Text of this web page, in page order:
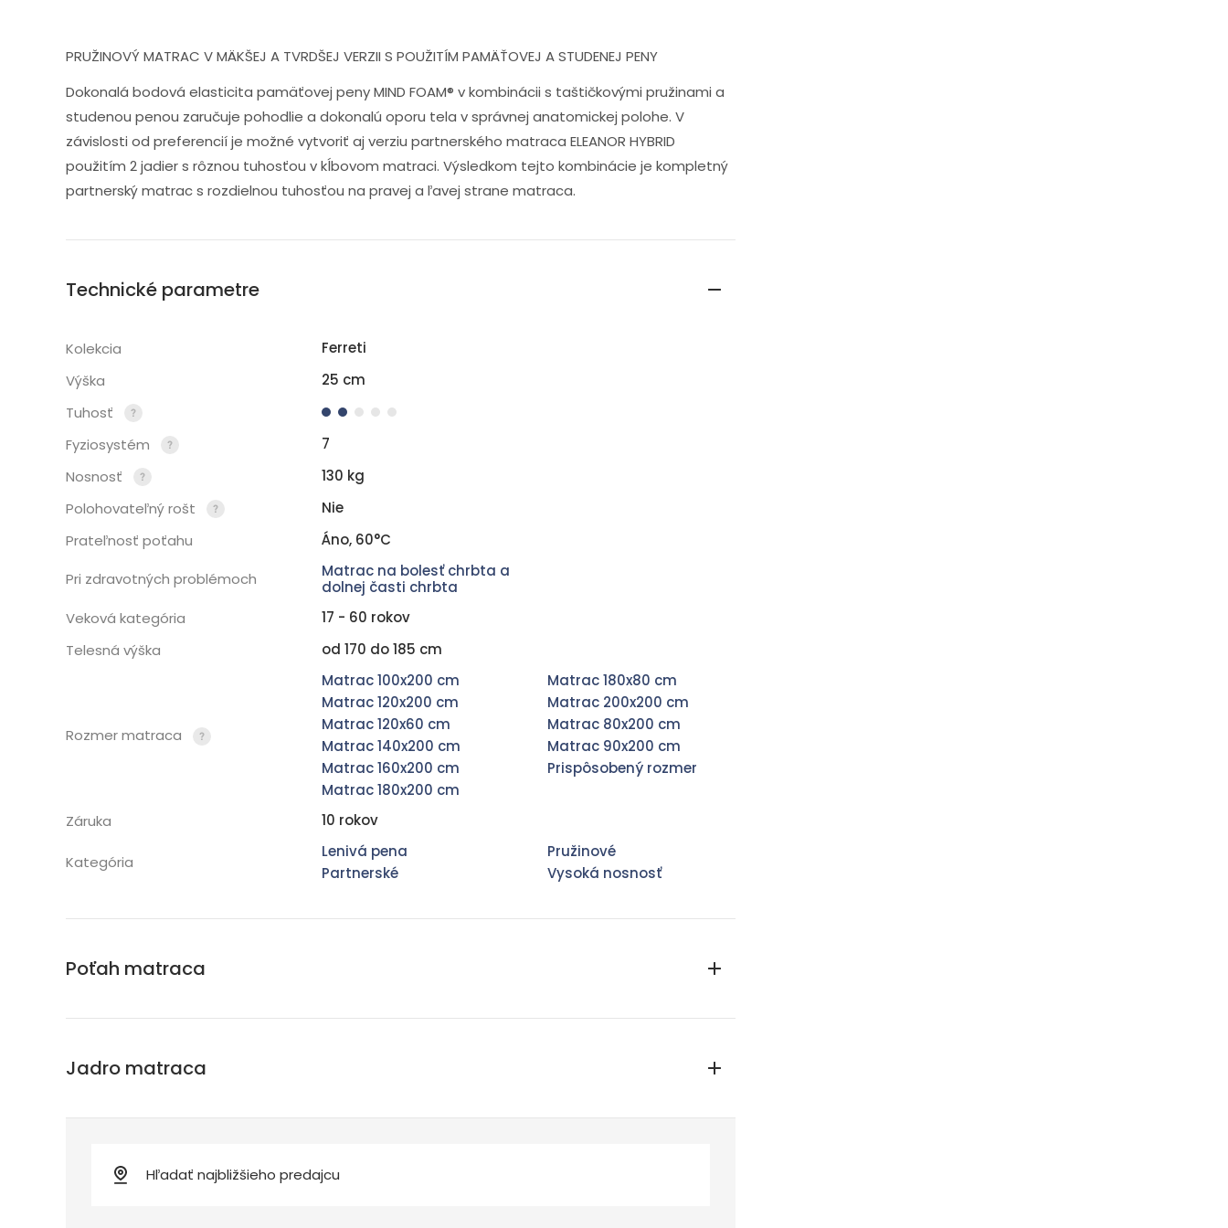
PRUŽINOVÝ MATRAC V MÄKŠEJ A TVRDŠEJ VERZII S POUŽITÍM PAMÄŤOVEJ A STUDENEJ PENY
Dokonalá bodová elasticita pamäťovej peny MIND FOAM® v kombinácii s taštičkovými pružinami a
studenou penou zaručuje pohodlie a dokonalú oporu tela v správnej anatomickej polohe. V
závislosti od preferencií je možné vytvoriť aj verziu partnerského matraca ELEANOR HYBRID
použitím 2 jadier s rôznou tuhosťou v kĺbovom matraci. Výsledkom tejto kombinácie je kompletný
partnerský matrac s rozdielnou tuhosťou na pravej a ľavej strane matraca.
Technické parametre
Kolekcia
Ferreti
Výška
25 cm
Tuhosť
Fyziosystém
7
Nosnosť
130 kg
Polohovateľný rošt
Nie
Prateľnosť poťahu
Áno, 60°C
Pri zdravotných problémoch
Matrac na bolesť chrbta a
dolnej časti chrbta
Veková kategória
17 - 60 rokov
Telesná výška
od 170 do 185 cm
Rozmer matraca
Matrac 100x200 cm
Matrac 120x200 cm
Matrac 120x60 cm
Matrac 140x200 cm
Matrac 160x200 cm
Matrac 180x200 cm
Matrac 180x80 cm
Matrac 200x200 cm
Matrac 80x200 cm
Matrac 90x200 cm
Prispôsobený rozmer
Záruka 10 rokov
Kategória
Lenivá pena
Partnerské
Pružinové
Vysoká nosnosť
Poťah matraca
Jadro matraca